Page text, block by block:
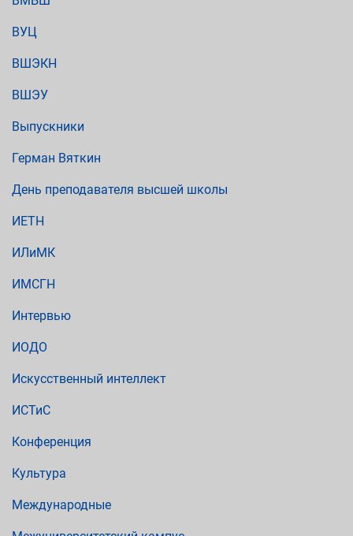
ВУЦ
ВШЭКН
ВШЭУ
Выпускники
Герман Вяткин
День преподавателя высшей школы
ИЕТН
ИЛиМК
ИМСГН
Интервью
ИОДО
Искусственный интеллект
ИСТиС
Конференция
Культура
Международные